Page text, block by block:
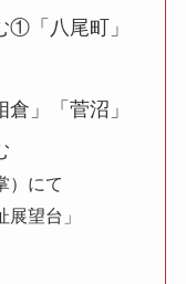
①「八尾町」
」「菅沼」
）にて
望台」